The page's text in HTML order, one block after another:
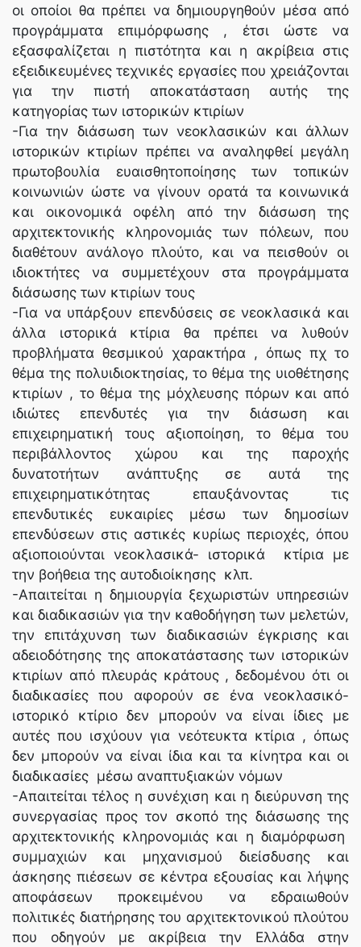
οι οποίοι θα πρέπει να δημιουργηθούν μέσα από
προγράμματα επιμόρφωσης , έτσι ώστε να
εξασφαλίζεται η πιστότητα και η ακρίβεια στις
εξειδικευμένες τεχνικές εργασίες που χρειάζονται
για την πιστή αποκατάσταση αυτής της
κατηγορίας των ιστορικών κτιρίων
-Για την διάσωση των νεοκλασικών και άλλων
ιστορικών κτιρίων πρέπει να αναληφθεί μεγάλη
πρωτοβουλία ευαισθητοποίησης των τοπικών
κοινωνιών ώστε να γίνουν ορατά τα κοινωνικά
και οικονομικά οφέλη από την διάσωση της
αρχιτεκτονικής κληρονομιάς των πόλεων, που
διαθέτουν ανάλογο πλούτο, και να πεισθούν οι
ιδιοκτήτες να συμμετέχουν στα προγράμματα
διάσωσης των κτιρίων τους
-Για να υπάρξουν επενδύσεις σε νεοκλασικά και
άλλα ιστορικά κτίρια θα πρέπει να λυθούν
προβλήματα θεσμικού χαρακτήρα , όπως πχ το
θέμα της πολυιδιοκτησίας, το θέμα της υιοθέτησης
κτιρίων , το θέμα της μόχλευσης πόρων και από
ιδιώτες επενδυτές για την διάσωση και
επιχειρηματική τους αξιοποίηση, το θέμα του
περιβάλλοντος χώρου και της παροχής
δυνατοτήτων ανάπτυξης σε αυτά της
επιχειρηματικότητας επαυξάνοντας τις
επενδυτικές ευκαιρίες μέσω των δημοσίων
επενδύσεων στις αστικές κυρίως περιοχές, όπου
αξιοποιούνται νεοκλασικά- ιστορικά κτίρια με
την βοήθεια της αυτοδιοίκησης κλπ.
-Απαιτείται η δημιουργία ξεχωριστών υπηρεσιών
και διαδικασιών για την καθοδήγηση των μελετών,
την επιτάχυνση των διαδικασιών έγκρισης και
αδειοδότησης της αποκατάστασης των ιστορικών
κτιρίων από πλευράς κράτους , δεδομένου ότι οι
διαδικασίες που αφορούν σε ένα νεοκλασικό-
ιστορικό κτίριο δεν μπορούν να είναι ίδιες με
αυτές που ισχύουν για νεότευκτα κτίρια , όπως
δεν μπορούν να είναι ίδια και τα κίνητρα και οι
διαδικασίες μέσω αναπτυξιακών νόμων
-Απαιτείται τέλος η συνέχιση και η διεύρυνση της
συνεργασίας προς τον σκοπό της διάσωσης της
αρχιτεκτονικής κληρονομιάς και η διαμόρφωση
συμμαχιών και μηχανισμού διείσδυσης και
άσκησης πιέσεων σε κέντρα εξουσίας και λήψης
αποφάσεων προκειμένου να εδραιωθούν
πολιτικές διατήρησης του αρχιτεκτονικού πλούτου
που οδηγούν με ακρίβεια την Ελλάδα στην